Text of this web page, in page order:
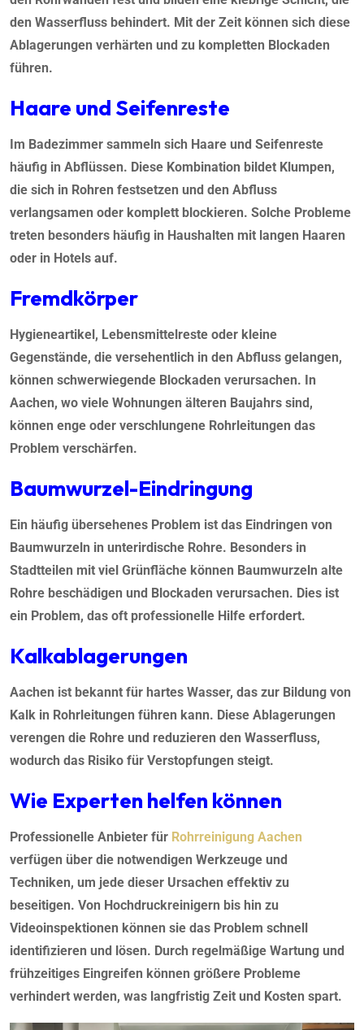
den Wasserfluss behindert. Mit der Zeit können sich diese
Ablagerungen verhärten und zu kompletten Blockaden
führen.
Haare und Seifenreste
Im Badezimmer sammeln sich Haare und Seifenreste
häufig in Abflüssen. Diese Kombination bildet Klumpen,
die sich in Rohren festsetzen und den Abfluss
verlangsamen oder komplett blockieren. Solche Probleme
treten besonders häufig in Haushalten mit langen Haaren
oder in Hotels auf.
Fremdkörper
Hygieneartikel, Lebensmittelreste oder kleine
Gegenstände, die versehentlich in den Abfluss gelangen,
können schwerwiegende Blockaden verursachen. In
Aachen, wo viele Wohnungen älteren Baujahrs sind,
können enge oder verschlungene Rohrleitungen das
Problem verschärfen.
Baumwurzel-Eindringung
Ein häufig übersehenes Problem ist das Eindringen von
Baumwurzeln in unterirdische Rohre. Besonders in
Stadtteilen mit viel Grünfläche können Baumwurzeln alte
Rohre beschädigen und Blockaden verursachen. Dies ist
ein Problem, das oft professionelle Hilfe erfordert.
Kalkablagerungen
Aachen ist bekannt für hartes Wasser, das zur Bildung von
Kalk in Rohrleitungen führen kann. Diese Ablagerungen
verengen die Rohre und reduzieren den Wasserfluss,
wodurch das Risiko für Verstopfungen steigt.
Wie Experten helfen können
Professionelle Anbieter für Rohrreinigung Aachen
verfügen über die notwendigen Werkzeuge und
Techniken, um jede dieser Ursachen effektiv zu
beseitigen. Von Hochdruckreinigern bis hin zu
Videoinspektionen können sie das Problem schnell
identifizieren und lösen. Durch regelmäßige Wartung und
frühzeitiges Eingreifen können größere Probleme
verhindert werden, was langfristig Zeit und Kosten spart.